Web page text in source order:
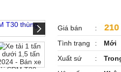
Giá bán
Tình trạng
Mới
Xuất sứ